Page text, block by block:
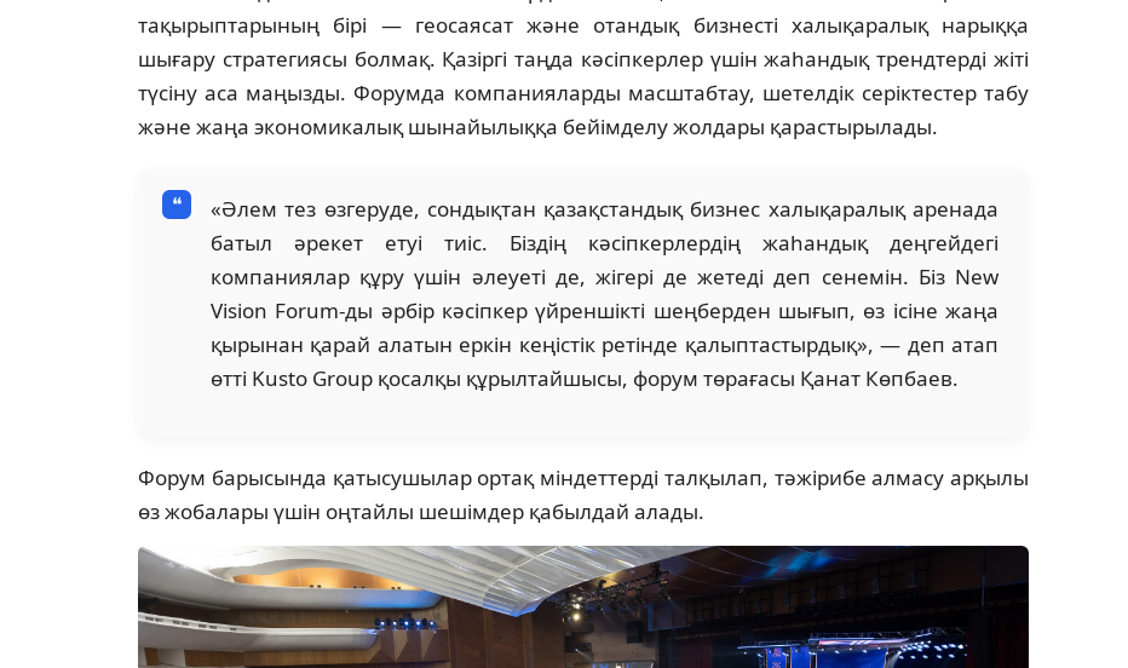
тақырыптарының бірі — геосаясат және отандық бизнесті халықаралық нарыққа
шығару стратегиясы болмақ. Қазіргі таңда кәсіпкерлер үшін жаһандық трендтерді жіті
түсіну аса маңызды. Форумда компанияларды масштабтау, шетелдік серіктестер табу
және жаңа экономикалық шынайылыққа бейімделу жолдары қарастырылады.
«Әлем тез өзгеруде, сондықтан қазақстандық бизнес халықаралық аренада
батыл әрекет етуі тиіс. Біздің кәсіпкерлердің жаһандық деңгейдегі
компаниялар құру үшін әлеуеті де, жігері де жетеді деп сенемін. Біз New
Vision Forum-ды әрбір кәсіпкер үйреншікті шеңберден шығып, өз ісіне жаңа
қырынан қарай алатын еркін кеңістік ретінде қалыптастырдық», — деп атап
өтті Kusto Group қосалқы құрылтайшысы, форум төрағасы Қанат Көпбаев.
Форум барысында қатысушылар ортақ міндеттерді талқылап, тәжірибе алмасу арқылы
өз жобалары үшін оңтайлы шешімдер қабылдай алады.